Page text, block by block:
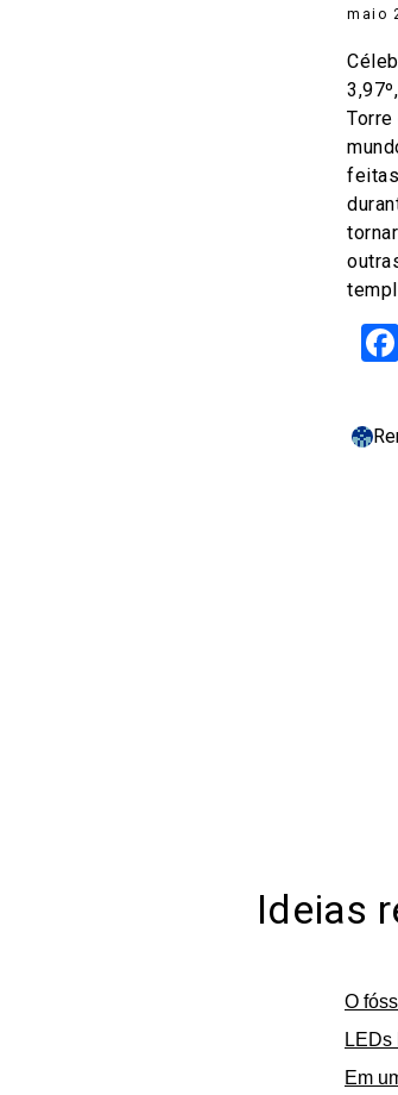
maio
Ideias
O
Em